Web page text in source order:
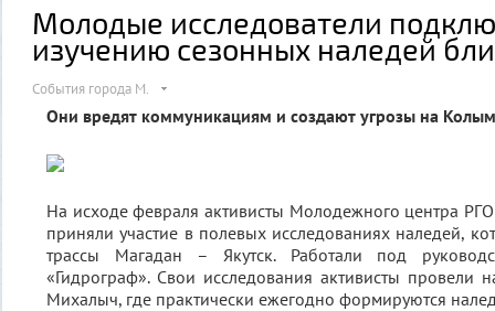
Молодые исследователи
изучению сезонных наледей
События города М.
Они вредят коммуникациям и создают угрозы на
На исходе февраля активисты Молодежного центра
приняли участие в полевых исследованиях наледей,
трассы Магадан – Якутск. Работали под
«Гидрограф». Свои исследования активисты провели
Михалыч, где практически ежегодно формируются